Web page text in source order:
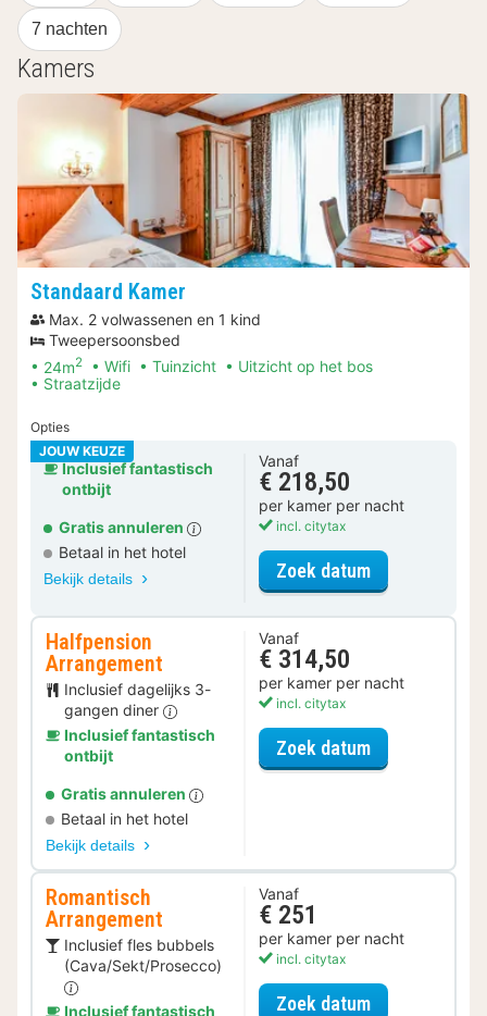
7 nachten
Kamers
Standaard Kamer
Max. 2 volwassenen en 1 kind
Tweepersoonsbed
24m2 Wifi Tuinzicht
Uitzicht op het bos
Straatzijde
Opties
JOUW KEUZE
Inclusief fantastisch
ontbijt
Gratis annuleren
Betaal in het hotel
Bekijk details
Vanaf
€ 218,50
per kamer per nacht
incl. citytax
Zoek datumvoor
Halfpension
Arrangement
Inclusief dagelijks 3-
gangen diner
Inclusief fantastisch
ontbijt
Gratis annuleren
Betaal in het hotel
Bekijk details
Vanaf
€ 314,50
per kamer per nacht
incl. citytax
Zoek datumvoor
Romantisch
Arrangement
Inclusief fles bubbels
(Cava/Sekt/Prosecco)
Inclusief fantastisch
Vanaf
€ 251
per kamer per nacht
incl. citytax
Zoek datumvoor